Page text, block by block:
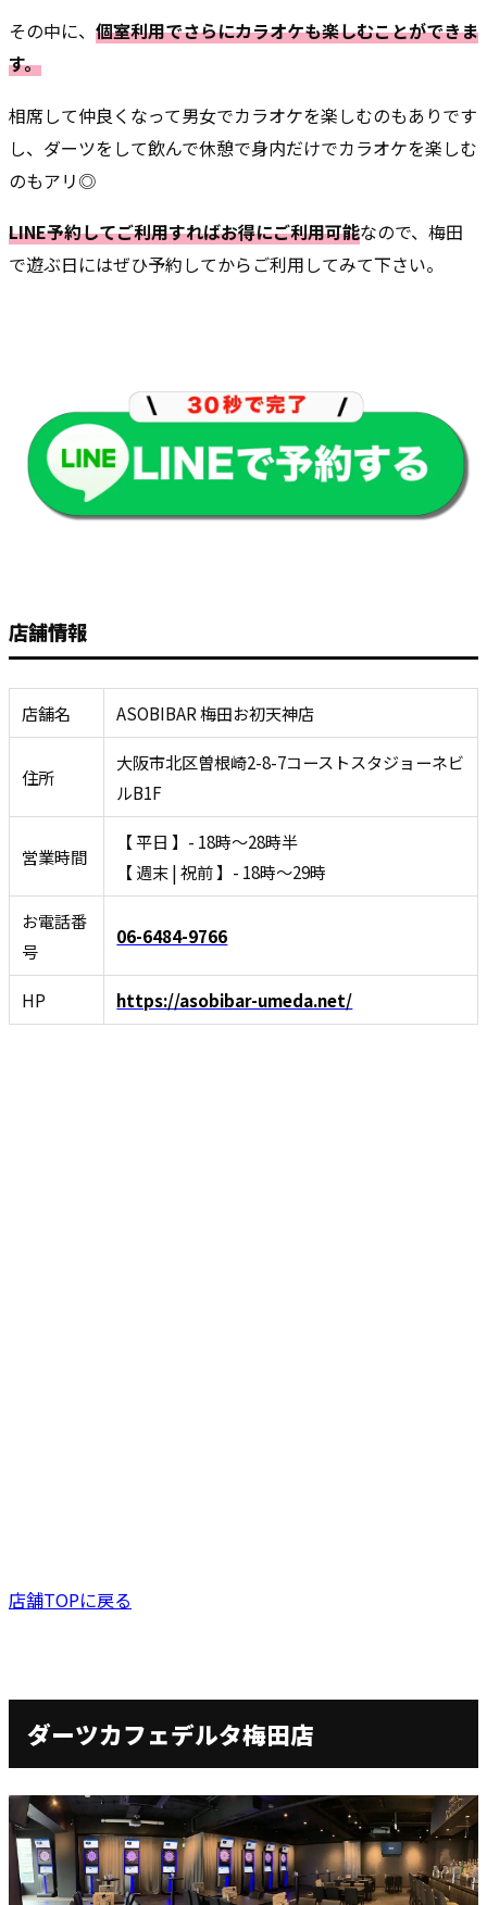
その中に、 個室利用でさらにカラオケも楽しむことができま
す。
相席して仲良くなって男女でカラオケを楽しむのもありです
し、ダーツをして飲んで休憩で身内だけでカラオケを楽しむ
のもアリ◎
LINE予約してご利用すればお得にご利用可能なので、梅田
で遊ぶ日にはぜひ予約してからご利用してみて下さい。
店舗情報
店舗名 ASOBIBAR 梅田お初天神店
住所
大阪市北区曽根崎2-8-7コーストスタジョーネビ
ルB1F
営業時間
【 平日 】- 18時～28時半
【 週末 | 祝前 】- 18時～29時
お電話番
号
06-6484-9766
HP https://asobibar-umeda.net/
店舗TOPに戻る
ダーツカフェデルタ梅田店